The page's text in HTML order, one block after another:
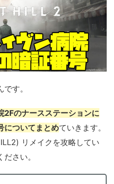
す。
2Fのナースステーションに
についてまとめていきます。
リメイクを攻略してい
さい。